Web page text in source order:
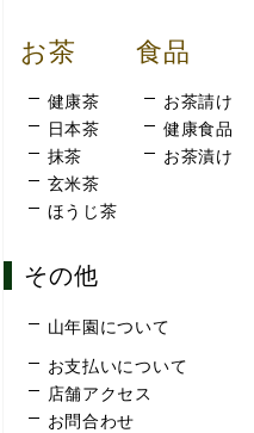
お茶
健康茶
日本茶
抹茶
玄米茶
ほうじ茶
食品
お茶請け
健康食品
お茶漬け
その他
山年園について
お支払いについて
店舗アクセス
お問合わせ